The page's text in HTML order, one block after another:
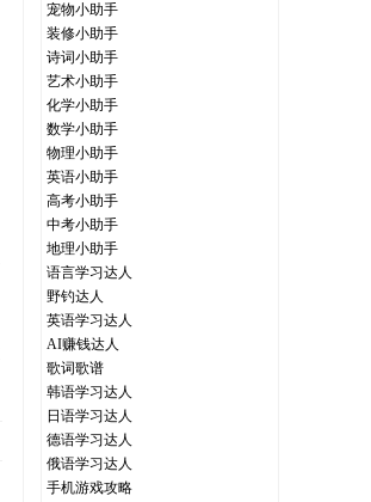
宠物小助手
装修小助手
诗词小助手
艺术小助手
化学小助手
数学小助手
物理小助手
英语小助手
高考小助手
中考小助手
地理小助手
语言学习达人
野钓达人
英语学习达人
AI赚钱达人
歌词歌谱
韩语学习达人
日语学习达人
德语学习达人
俄语学习达人
手机游戏攻略